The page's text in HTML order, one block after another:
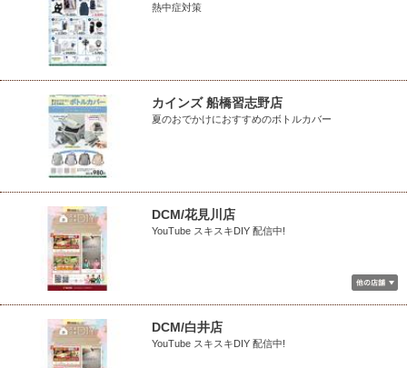
熱中症対策
カインズ 船橋習志野店
夏のおでかけにおすすめのボトルカバー
DCM/花見川店
YouTube スキスキDIY 配信中!
DCM/白井店
YouTube スキスキDIY 配信中!